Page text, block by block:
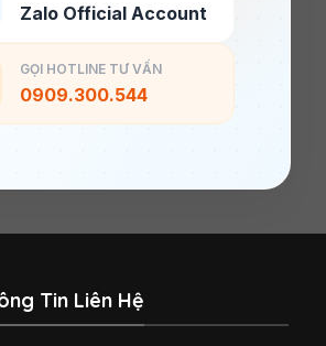
Zalo Official Account
GỌI HOTLINE TƯ VẤN
0909.300.544
Tin Liên Hệ